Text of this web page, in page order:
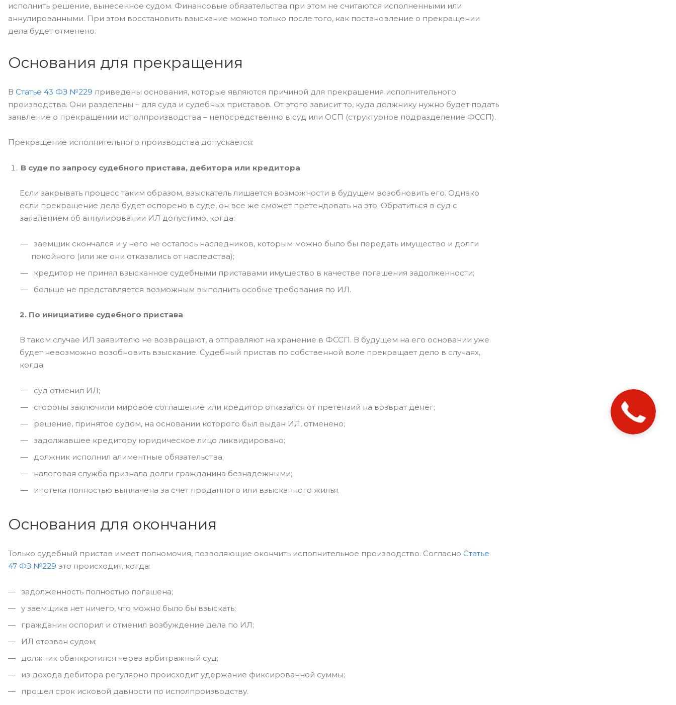
исполнить решение, вынесенное судом. Финансовые обязательства при этом не считаются исполненными или
аннулированными. При этом восстановить взыскание можно только после того, как постановление о прекращении
дела будет отменено.
Основания для прекращения
В Статье 43 ФЗ №229 приведены основания, которые являются причиной для прекращения исполнительного
производства. Они разделены – для суда и судебных приставов. От этого зависит то, куда должнику нужно будет подать
заявление о прекращении исполпроизводства – непосредственно в суд или ОСП (структурное подразделение ФССП).
Прекращение исполнительного производства допускается:
В суде по запросу судебного пристава, дебитора или кредитора
Если закрывать процесс таким образом, взыскатель лишается возможности в будущем возобновить его. Однако
если прекращение дела будет оспорено в суде, он все же сможет претендовать на это. Обратиться в суд с
заявлением об аннулировании ИЛ допустимо, когда:
заемщик скончался и у него не осталось наследников, которым можно было бы передать имущество и долги
покойного (или же они отказались от наследства);
кредитор не принял взысканное судебными приставами имущество в качестве погашения задолженности;
больше не представляется возможным выполнить особые требования по ИЛ.
2. По инициативе судебного пристава
В таком случае ИЛ заявителю не возвращают, а отправляют на хранение в ФССП. В будущем на его основании уже
будет невозможно возобновить взыскание. Судебный пристав по собственной воле прекращает дело в случаях,
когда:
суд отменил ИЛ;
стороны заключили мировое соглашение или кредитор отказался от претензий на возврат денег;
решение, принятое судом, на основании которого был выдан ИЛ, отменено;
задолжавшее кредитору юридическое лицо ликвидировано;
должник исполнил алиментные обязательства;
налоговая служба признала долги гражданина безнадежными;
ипотека полностью выплачена за счет проданного или взысканного жилья.
Основания для окончания
Только судебный пристав имеет полномочия, позволяющие окончить исполнительное производство. Согласно Статье
47 ФЗ №229 это происходит, когда:
задолженность полностью погашена;
у заемщика нет ничего, что можно было бы взыскать;
гражданин оспорил и отменил возбуждение дела по ИЛ;
ИЛ отозван судом;
должник обанкротился через арбитражный суд;
из дохода дебитора регулярно происходит удержание фиксированной суммы;
прошел срок исковой давности по исполпроизводству.
Закажите
звонок!